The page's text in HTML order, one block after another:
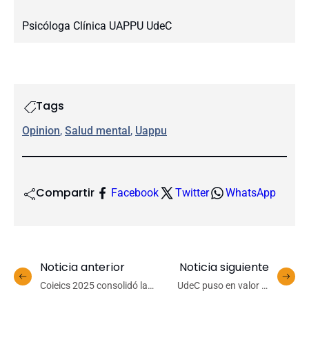
Psicóloga Clínica UAPPU UdeC
Tags
Opinion, Salud mental, Uappu
Compartir Facebook Twitter WhatsApp
Noticia anterior
Coieics 2025 consolidó la
Noticia siguiente
UdeC puso en valor la